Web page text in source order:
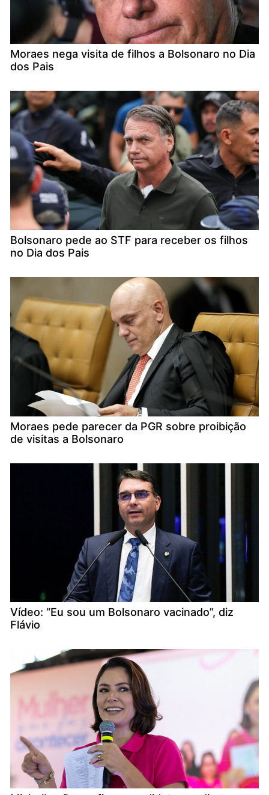
Moraes nega visita de filhos a Bolsonaro no Dia
dos Pais
Bolsonaro pede ao STF para receber os filhos
no Dia dos Pais
Moraes pede parecer da PGR sobre proibição
de visitas a Bolsonaro
Vídeo: “Eu sou um Bolsonaro vacinado”, diz
Flávio